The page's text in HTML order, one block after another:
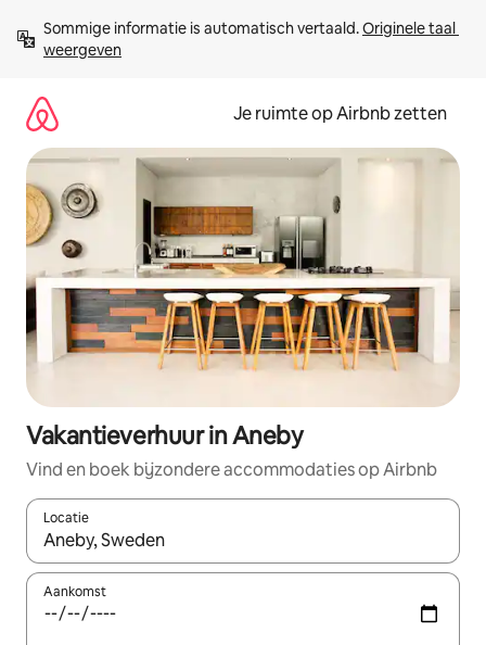
direct
naar
Sommige informatie is automatisch vertaald. Originele taal
weergeven
Je ruimte op Airbnb zetten
Vakantieverhuur in Aneby
Vind en boek bijzondere accommodaties op Airbnb
Locatie
Wanneer er suggesties beschikbaar zijn, maak je een keuze
Aankomst